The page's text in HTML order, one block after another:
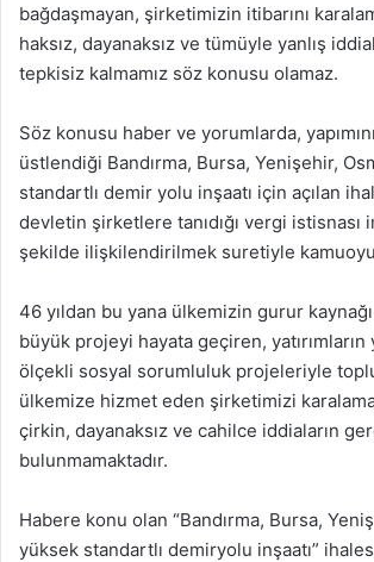
bağdaşmayan, şirketimizin itibarını
haksız, dayanaksız ve tümüyle yanlış
tepkisiz kalmamız söz konusu olamaz.
Söz konusu haber ve yorumlarda,
üstlendiği Bandırma, Bursa, Yenişehir,
standartlı demir yolu inşaatı için açılan
devletin şirketlere tanıdığı vergi istisnası
şekilde ilişkilendirilmek suretiyle kamuoyu
46 yıldan bu yana ülkemizin gurur
büyük projeyi hayata geçiren, yatırımların
ölçekli sosyal sorumluluk projeleriyle
ülkemize hizmet eden şirketimizi
çirkin, dayanaksız ve cahilce iddiaların
bulunmamaktadır.
Habere konu olan “Bandırma, Bursa,
yüksek standartlı demiryolu inşaatı”